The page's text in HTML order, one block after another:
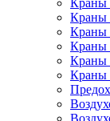
Краны
Краны
Краны
Краны
Краны
Краны